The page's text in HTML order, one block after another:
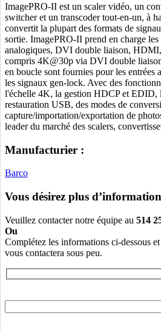
ImagePRO-II est un scaler vidéo, un
switcher et un transcoder tout-en-un, à
convertit la plupart des formats de
sortie. ImagePRO-II prend en charge
analogiques, DVI double liaison,
compris 4K@30p via DVI double
en boucle sont fournies pour les
les signaux gen-lock. Avec des
l'échelle 4K, la gestion HDCP et EDID,
restauration USB, des modes de
capture/importation/exportation de
leader du marché des scalers,
Manufacturier :
Barco
Vous désirez plus
Veuillez contacter notre équipe au 514
Ou
Complétez les informations ci-dessous
vous contactera sous peu.